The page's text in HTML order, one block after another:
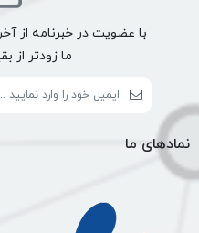
با عضویت در خبرنامه از
ما زودتر از
نمادهای ما